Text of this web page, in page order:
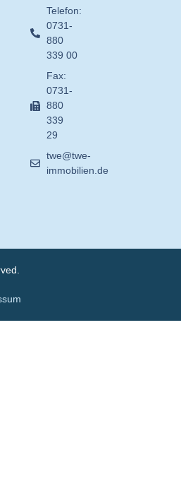
Telefon:
0731-
880
339 00
Fax:
0731-
880
339
29
twe@twe-
immobilien.de